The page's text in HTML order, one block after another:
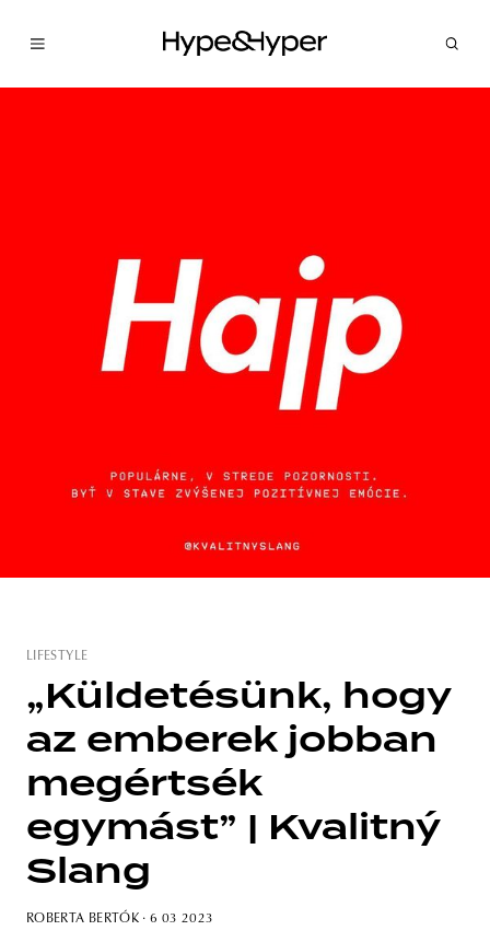
LIFESTYLE
„Küldetésünk, hogy
az emberek jobban
megértsék
egymást” | Kvalitný
Slang
ROBERTA BERTÓK · 6 03 2023